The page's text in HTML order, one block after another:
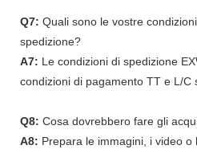
Q7: Quali sono le vostre
spedizione?
A7: Le condizioni di spedizione
condizioni di pagamento TT e L/C
Q8: Cosa dovrebbero fare gli
A8: Prepara le immagini, i video